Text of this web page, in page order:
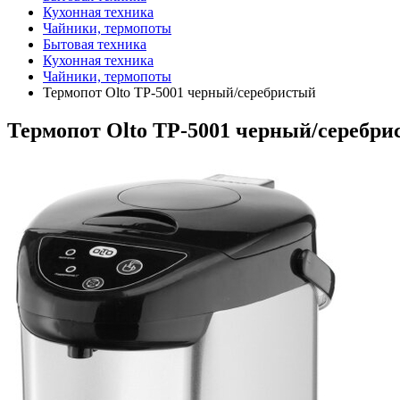
Кухонная техника
Чайники, термопоты
Бытовая техника
Кухонная техника
Чайники, термопоты
Термопот Olto TP-5001 черный/серебристый
Термопот Olto TP-5001 черный/